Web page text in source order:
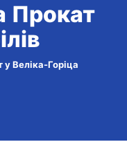
Прокат
Веліка-Горіца